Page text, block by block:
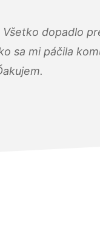
dopadlo
sa mi páčila